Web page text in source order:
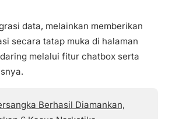
data, melainkan memberikan
secara tatap muka di halaman
melalui fitur chatbox serta
Berhasil Diamankan,